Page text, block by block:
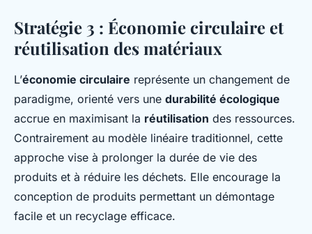
Stratégie 3 : Économie circulaire et
réutilisation des matériaux
L’économie circulaire représente un changement de
paradigme, orienté vers une durabilité écologique
accrue en maximisant la réutilisation des ressources.
Contrairement au modèle linéaire traditionnel, cette
approche vise à prolonger la durée de vie des
produits et à réduire les déchets. Elle encourage la
conception de produits permettant un démontage
facile et un recyclage efficace.